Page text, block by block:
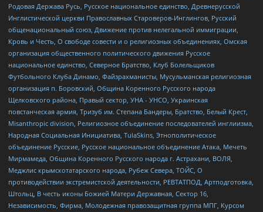
Родовая Держава Русь, Русское национальное единство, Древнерусской
Инглистической церкви Православных Староверов-Инглингов, Русский
общенациональный союз, Движение против нелегальной иммиграции,
Кровь и Честь, О свободе совести и о религиозных объединениях, Омская
организация общественного политического движения Русское
национальное единство, Северное Братство, Клуб Болельщиков
Футбольного Клуба Динамо, Файзрахманисты, Мусульманская религиозная
организация п. Боровский, Община Коренного Русского народа
Щелковского района, Правый сектор, УНА - УНСО, Украинская
повстанческая армия, Тризуб им. Степана Бандеры, Братство, Белый Крест,
Misanthropic division, Религиозное объединение последователей инглиизма,
Народная Социальная Инициатива, TulaSkins, Этнополитическое
объединение Русские, Русское национальное объединение Атака, Мечеть
Мирмамеда, Община Коренного Русского народа г. Астрахани, ВОЛЯ,
Меджлис крымскотатарского народа, Рубеж Севера, ТОЙС, О
противодействии экстремистской деятельности, РЕВТАТПОД, Артподготовка,
Штольц, В честь иконы Божией Матери Державная, Сектор 16,
Независимость, Фирма, Молодежная правозащитная группа МПГ, Курсом